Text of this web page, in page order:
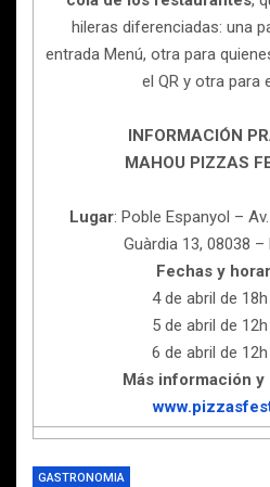
hileras diferenciadas: una
entrada Menú, otra para
el QR y otra para
INFORMACIÓN
MAHOU PIZZAS
Lugar: Poble Espanyol –
Guàrdia 13, 08038
Fechas y
4 de abril de
5 de abril de
6 de abril de
Más información y
GASTRONOMIA